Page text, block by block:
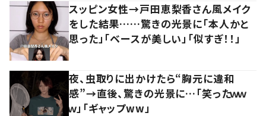
スッピン女性→戸田恵梨香さん風メイク
をした結果……驚きの光景に「本人かと
思った」「ベースが美しい」「似すぎ！！」
夜、虫取りに出かけたら“胸元に違和
感”→直後、驚きの光景に…「笑ったｗｗ
ｗ」「ギャップww」